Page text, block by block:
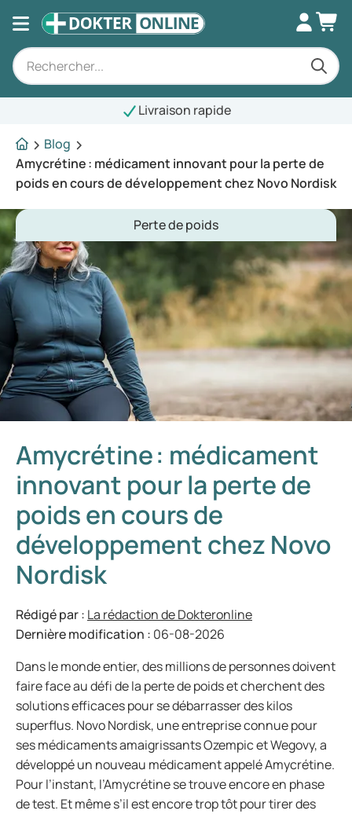
Livraison rapide
Blog
Amycrétine : médicament innovant pour la perte de
poids en cours de développement chez Novo Nordisk
Perte de poids
Amycrétine : médicament
innovant pour la perte de
poids en cours de
développement chez Novo
Nordisk
Rédigé par : La rédaction de Dokteronline
Dernière modification : 06-08-2026
Dans le monde entier, des millions de personnes doivent
faire face au défi de la perte de poids et cherchent des
solutions efficaces pour se débarrasser des kilos
superflus. Novo Nordisk, une entreprise connue pour
ses médicaments amaigrissants Ozempic et Wegovy, a
développé un nouveau médicament appelé Amycrétine.
Pour l’instant, l’Amycrétine se trouve encore en phase
de test. Et même s’il est encore trop tôt pour tirer des